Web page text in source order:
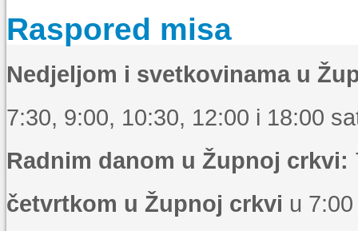
Raspored misa
Nedjeljom i svetkovinama u
7:30, 9:00, 10:30, 12:00 i 18:00
Radnim danom u Župnoj crkvi:
četvrtkom u Župnoj crkvi u